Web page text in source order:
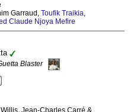
Garraud, Toufik Traikia,
Claude Njoya Mefire
Blaster